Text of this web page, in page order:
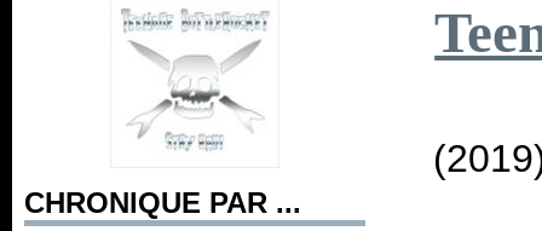
CHRONIQUE PAR ...